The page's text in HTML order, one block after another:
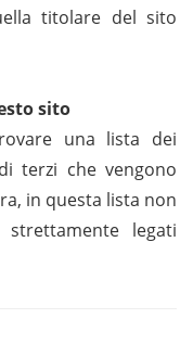
titolare del sito
sito
una lista dei
terzi che vengono
in questa lista non
legati